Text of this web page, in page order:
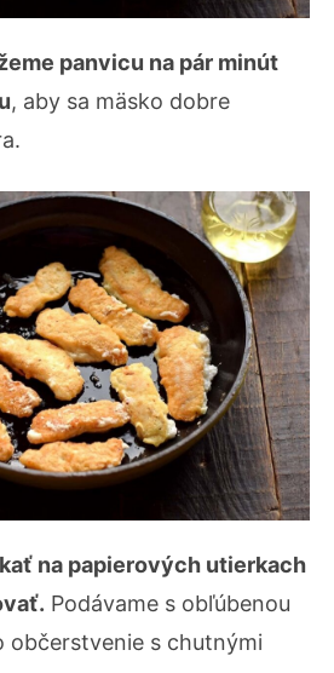
panvicu na pár minút
, aby sa mäsko dobre
na papierových utierkach
Podávame s obľúbenou
občerstvenie s chutnými